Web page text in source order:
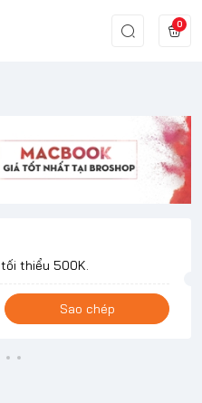
0
thiểu 500K.
Sao chép